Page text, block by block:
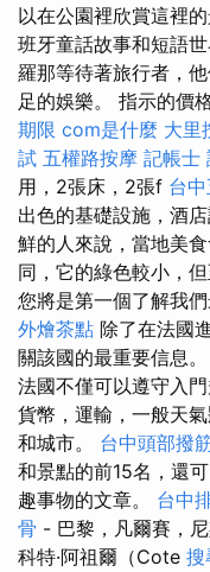
以在公園裡欣賞這裡
班牙童話故事和短語
羅那等待著旅行者，
足的娛樂。 指示的價
期限 com是什麼 大里
試 五權路按摩 記帳士
用，2張床，2張f 台
出色的基礎設施，酒
鮮的人來說，當地美
同，它的綠色較小，
您將是第一個了解我
外燴茶點 除了在法國
關該國的最重要信息。
法國不僅可以遵守入
貨幣，運輸，一般天
和城市。 台中頭部撥
和景點的前15名，還
趣事物的文章。 台中
骨 - 巴黎，凡爾賽，
科特·阿祖爾（Cote 搜